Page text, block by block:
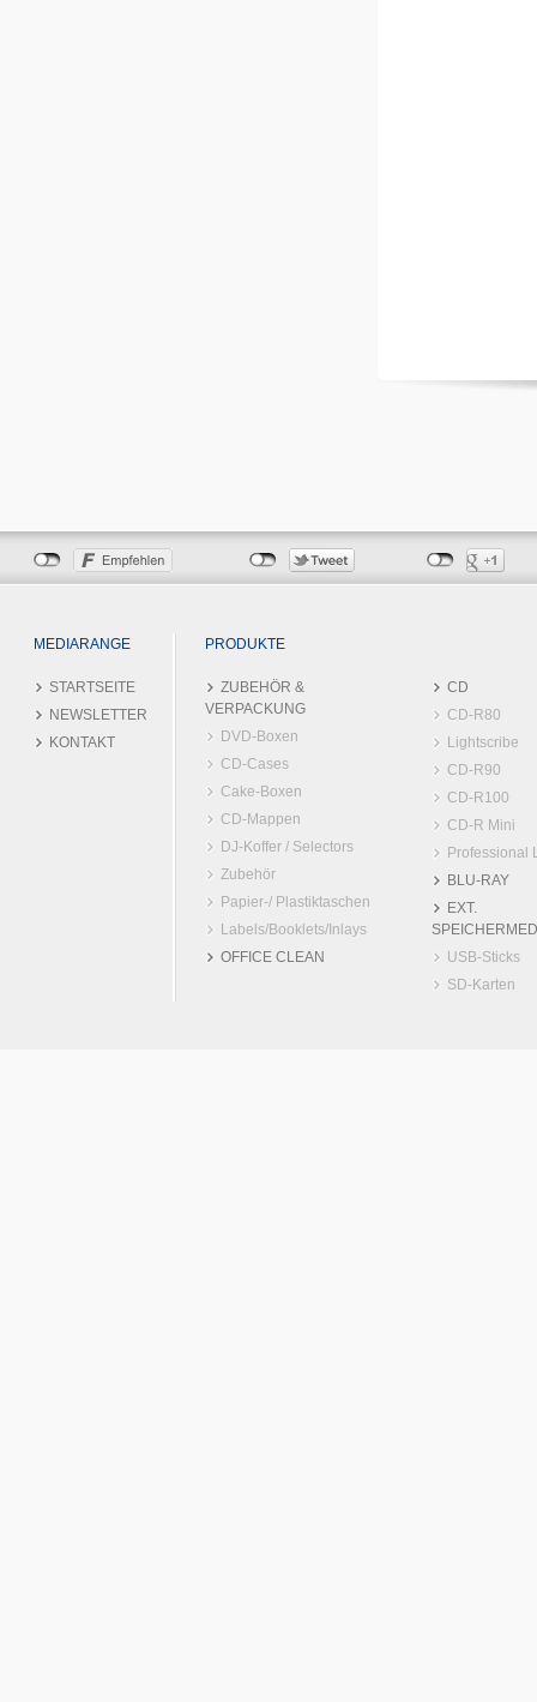
MEDIARANGE PRODUKTE
STARTSEITE
NEWSLETTER
KONTAKT
ZUBEHÖR &
VERPACKUNG
DVD-Boxen
CD-Cases
Cake-Boxen
CD-Mappen
DJ-Koffer / Selectors
Zubehör
Papier-/ Plastiktaschen
Labels/Booklets/Inlays
OFFICE CLEAN
CD
CD-R80
Lightscribe
CD-R90
CD-R100
CD-R Mini
Professional
BLU-RAY
EXT.
USB-Sticks
SD-Karten